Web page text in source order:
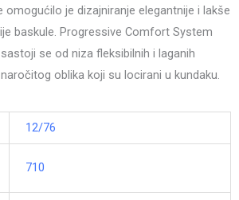
omogućilo je dizajniranje elegantnije i lakše
baskule. Progressive Comfort System
se od niza fleksibilnih i laganih
oblika koji su locirani u kundaku.
12/76
710